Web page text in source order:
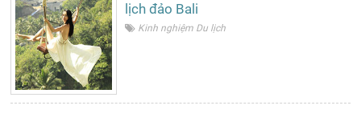
lịch đảo Bali
Kinh nghiệm Du lịch